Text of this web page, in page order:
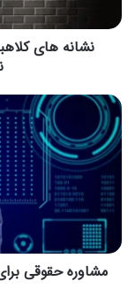
نشانه های
مشاوره حقوقی